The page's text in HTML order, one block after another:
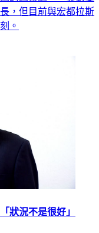
，但目前與宏都拉斯
。
狀況不是很好」